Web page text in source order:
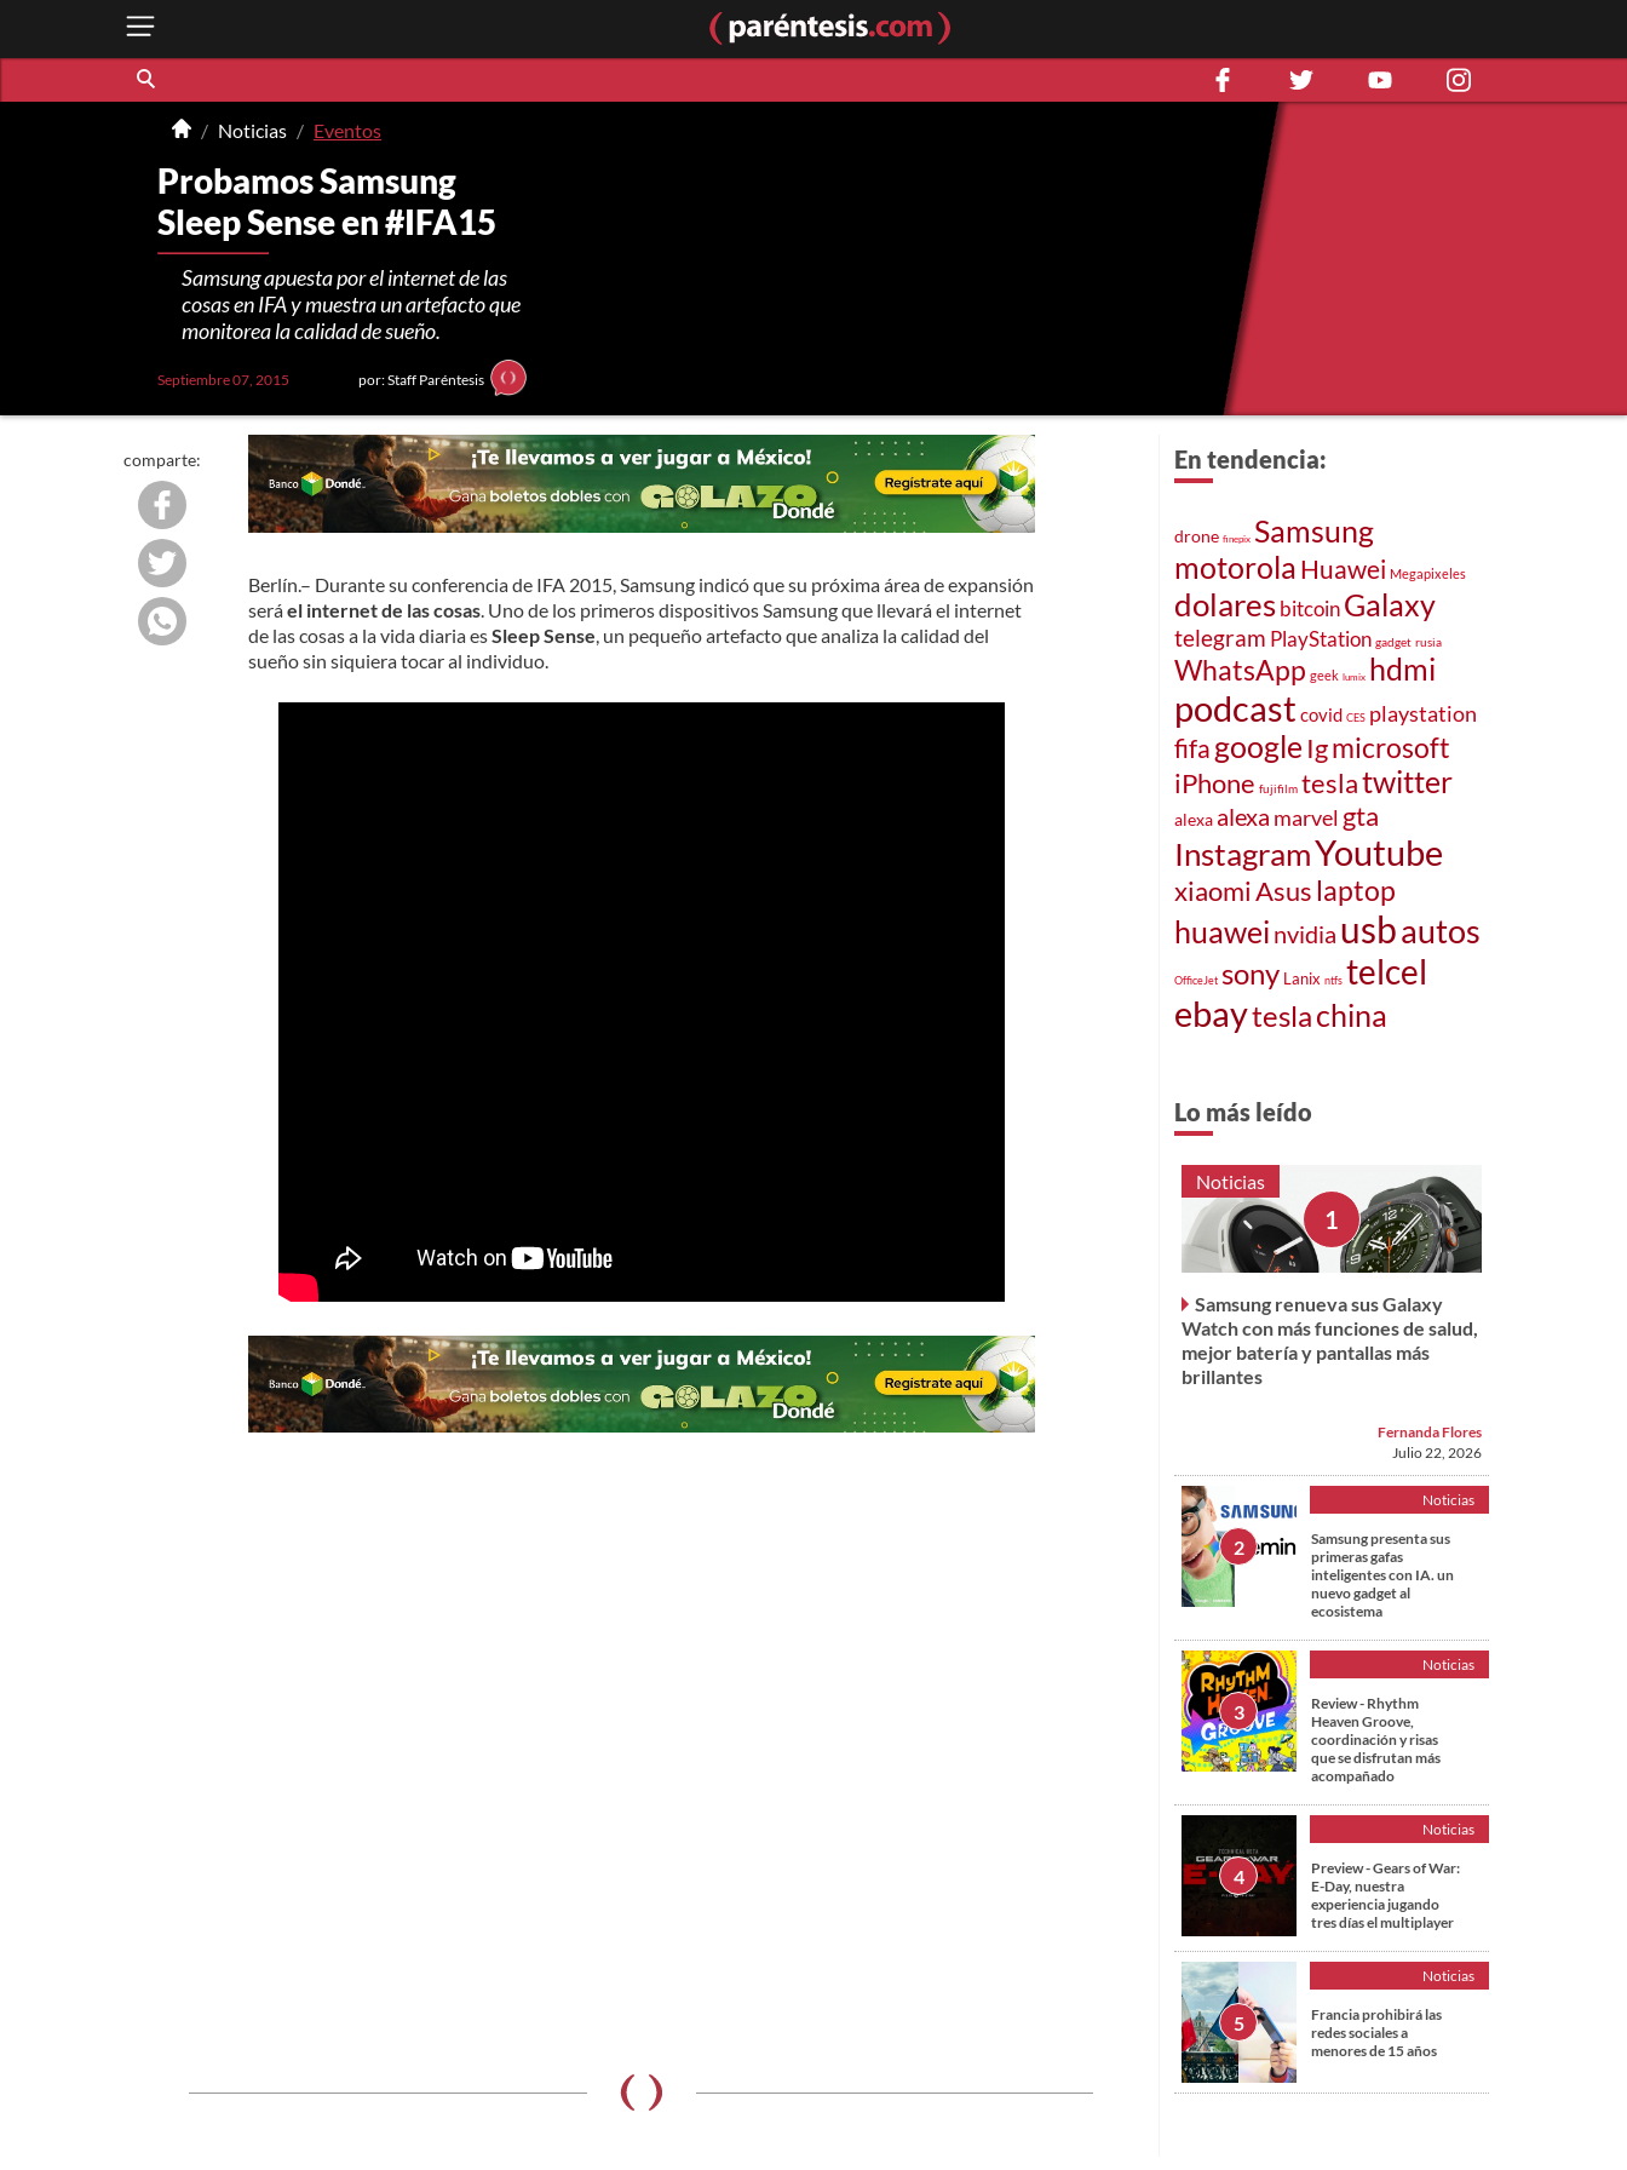
Noticias Eventos
Probamos Samsung
Sleep Sense en #IFA15
Samsung apuesta por el internet de las
cosas en IFA y muestra un artefacto que
monitorea la calidad de sueño.
Septiembre 07, 2015 por: Staff Paréntesis
comparte:
Berlín.– Durante su conferencia de IFA 2015, Samsung indicó que su próxima área de expansión
seráel internet de las cosas. Uno de los primeros dispositivos Samsung que llevará el internet
de las cosas a la vida diaria esSleep Sense , un pequeño artefacto que analiza la calidad del
sueño sin siquiera tocar al individuo.
En tendencia:
drone finepix Samsung
motorola Huawei Megapixeles
dolaresbitcoinGalaxy
telegram PlayStation gadget rusia
WhatsApp geek lumix hdmi
podcast covid CES playstation
fifagoogle Igmicrosoft
iPhone fujifilm teslatwitter
alexa alexa marvel gta
InstagramYoutube
xiaomiAsuslaptop
huawei nvidia usbautos
OfficeJet sony Lanix ntfs telcel
ebayteslachina
Lo más leído
Noticias
Samsung renueva sus Galaxy
Watch con más funciones de salud,
mejor batería y pantallas más
brillantes
Fernanda Flores
Julio 22, 2026
Noticias
Samsung presenta sus
primeras gafas
inteligentes con IA. un
nuevo gadget al
ecosistema
Noticias
Review - Rhythm
Heaven Groove,
coordinación y risas
que se disfrutan más
acompañado
Noticias
Preview - Gears of War:
E-Day, nuestra
experiencia jugando
tres días el multiplayer
Noticias
Francia prohibirá las
redes sociales a
menores de 15 años